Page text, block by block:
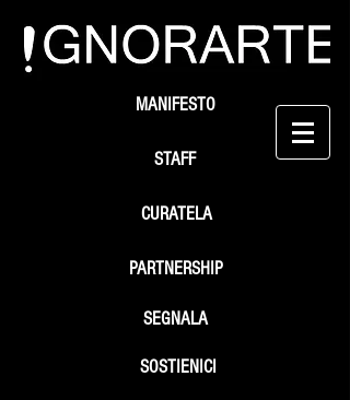
STAFF
SEGNALA
SOSTIENICI
MANIFESTO
PARTNERSHIP
CURATELA